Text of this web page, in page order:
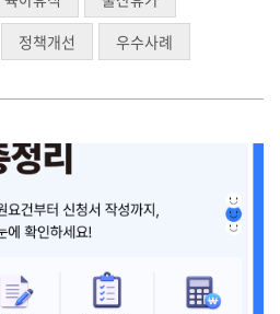
정책개선 우수사례